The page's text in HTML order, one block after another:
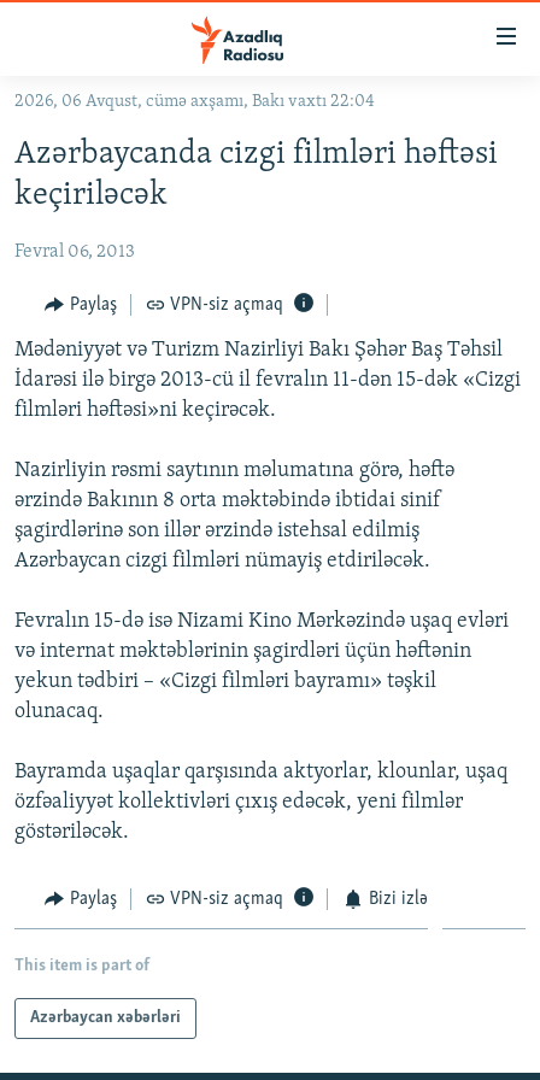
Əsas
qayıt
Əsas
naviqasiyaya
qayıt
KORRUPSIOMETR
#ƏSLINDƏ
FƏRQƏ BAX
QANUNI DOĞRU
ARAŞDIRMA
VIDEO
FOTOQALEREYA
İNFOQRAFIKA
KARIKATURA
RADIO ARXIV
OXU ZALI
AZƏRBAYCAN ƏDƏBIYYATI KITABXANASI
İSLAM VƏ DEMOKRATIYA
İZ - MƏDƏNIYYƏT PROQRAMI
HAQQIMIZDA
MISSIYAMIZ
PEŞƏ ETIKASI VƏ JURNALISTIKA STANDARTLARIMIZ
MATERIALLARIMIZDAN ISTIFADƏ
AZADLIQRADIOSU MOBIL TELEFONUNUZDA
XƏBƏR BÜLLETENLƏRIMIZ
RFE/RL-in bütün saytları
2026, 06 Avqust, cümə axşamı, Bakı vaxtı 22:04
Azərbaycanda cizgi filmləri həftəsi
keçiriləcək
Fevral 06, 2013
Paylaş VPN-siz açmaq
Mədəniyyət və Turizm Nazirliyi Bakı Şəhər Baş Təhsil
İdarəsi ilə birgə 2013-cü il fevralın 11-dən 15-dək «Cizgi
filmləri həftəsi»ni keçirəcək.
Nazirliyin rəsmi saytının məlumatına görə, həftə
ərzində Bakının 8 orta məktəbində ibtidai sinif
şagirdlərinə son illər ərzində istehsal edilmiş
Azərbaycan cizgi filmləri nümayiş etdiriləcək.
Fevralın 15-də isə Nizami Kino Mərkəzində uşaq evləri
və internat məktəblərinin şagirdləri üçün həftənin
yekun tədbiri – «Cizgi filmləri bayramı» təşkil
olunacaq.
Bayramda uşaqlar qarşısında aktyorlar, klounlar, uşaq
özfəaliyyət kollektivləri çıxış edəcək, yeni filmlər
göstəriləcək.
Paylaş VPN-siz açmaq Bizi izlə
This item is part of
Azərbaycan xəbərləri